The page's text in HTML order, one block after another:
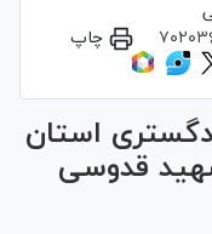
چاپ
استان
قدوسی